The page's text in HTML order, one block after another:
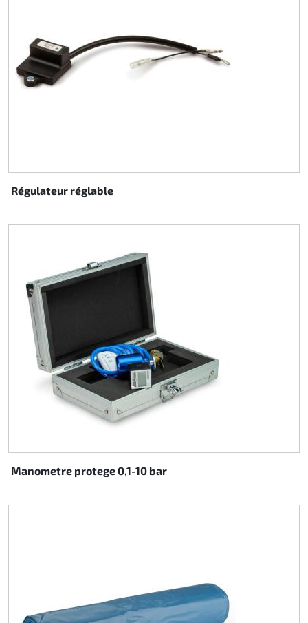
Régulateur réglable
Manometre protege 0,1-10 bar